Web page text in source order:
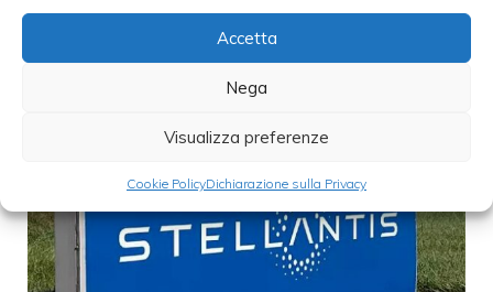
Accetta
Nega
Visualizza preferenze
Cookie PolicyDichiarazione sulla Privacy
impianti